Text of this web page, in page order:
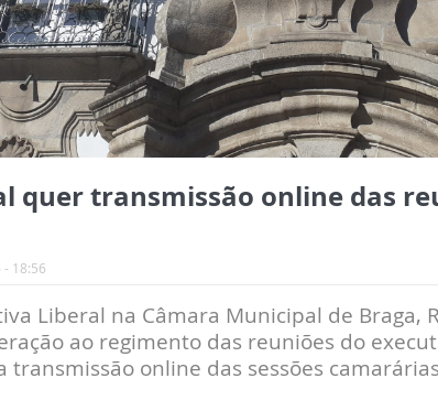
quer transmissão online das
- 18:56
Liberal na Câmara Municipal de Braga,
ao regimento das reuniões do
online das sessões